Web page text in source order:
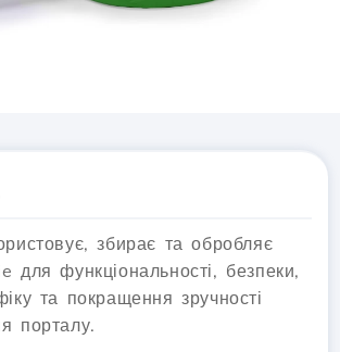
збирає та обробляє
для функціональності, безпеки,
та покращення зручності
порталу.